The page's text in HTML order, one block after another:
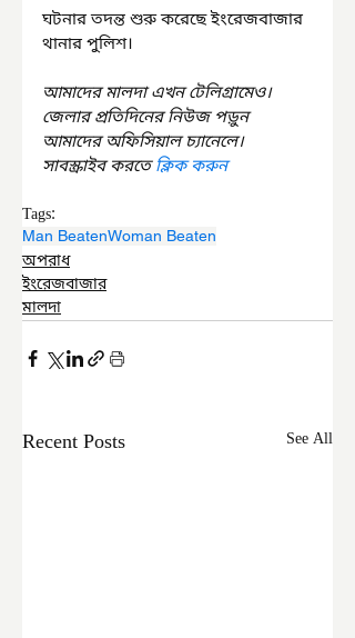
ঘটনার তদন্ত শুরু করেছে ইংরেজবাজার
থানার পুলিশ।
আমাদের মালদা এখন টেলিগ্রামেও।
জেলার প্রতিদিনের নিউজ পড়ুন
আমাদের অফিসিয়াল চ্যানেলে।
সাবস্ক্রাইব করতে ক্লিক করুন
Tags:
Man BeatenWoman Beaten
অপরাধ
ইংরেজবাজার
মালদা
Recent Posts See All